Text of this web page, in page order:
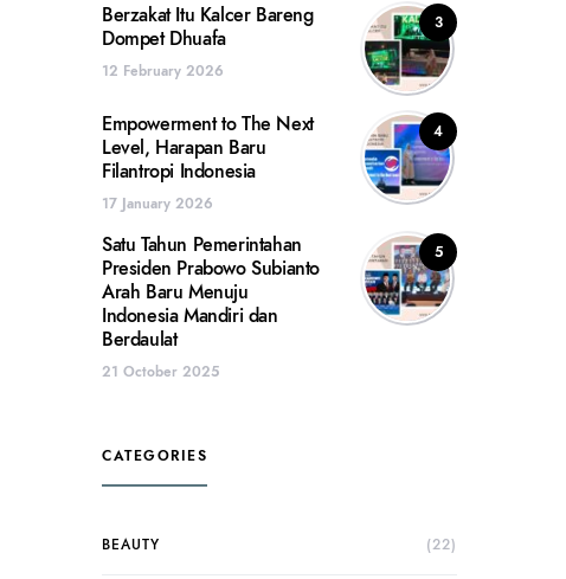
3
Berzakat Itu Kalcer Bareng
Dompet Dhuafa
12 February 2026
4
Empowerment to The Next
Level, Harapan Baru
Filantropi Indonesia
17 January 2026
5
Satu Tahun Pemerintahan
Presiden Prabowo Subianto
Arah Baru Menuju
Indonesia Mandiri dan
Berdaulat
21 October 2025
CATEGORIES
BEAUTY (22)